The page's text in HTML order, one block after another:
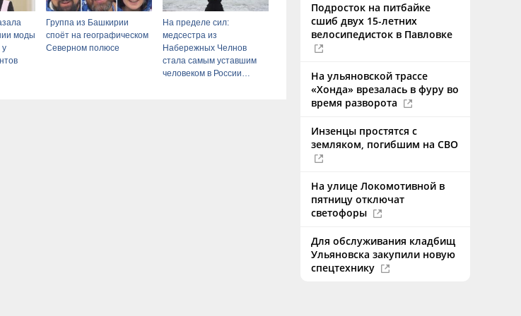
моды
у
Группа из Башкирии
споёт на географическом
Северном полюсе
На пределе сил:
медсестра из
Набережных Челнов
стала самым уставшим
человеком в России
Подросток на питбайке
сшиб двух 15-летних
велосипедисток в Павловке
На ульяновской трассе
«Хонда» врезалась в фуру во
время разворота
Инзенцы простятся с
земляком, погибшим на СВО
На улице Локомотивной в
пятницу отключат
светофоры
Для обслуживания кладбищ
Ульяновска закупили новую
спецтехнику